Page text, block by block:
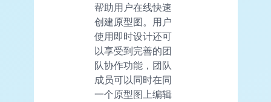
帮助用户在线快速
创建原型图。用户
使用即时设计还可
以享受到完善的团
队协作功能，团队
成员可以同时在同
一个原型图上编辑